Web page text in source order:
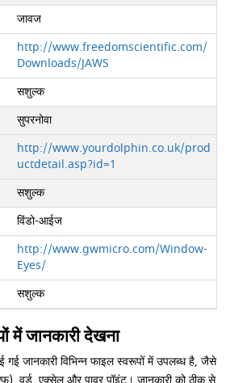
जावज
http://www.freedomscientific.com/
Downloads/JAWS
सशुल्क
सुपरनोवा
http://www.yourdolphin.co.uk/prod
uctdetail.asp?id=1
सशुल्क
विंडो-आईज
http://www.gwmicro.com/Window-
Eyes/
सशुल्क
में जानकारी देखना
गई जानकारी विभिन्न फाइल स्वरूपों में उपलब्ध है, जैसे